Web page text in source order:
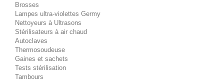
Brosses
Lampes ultra-violettes Germy
Nettoyeurs à Ultrasons
Stérilisateurs à air chaud
Autoclaves
Thermosoudeuse
Gaines et sachets
Tests stérilisation
Tambours